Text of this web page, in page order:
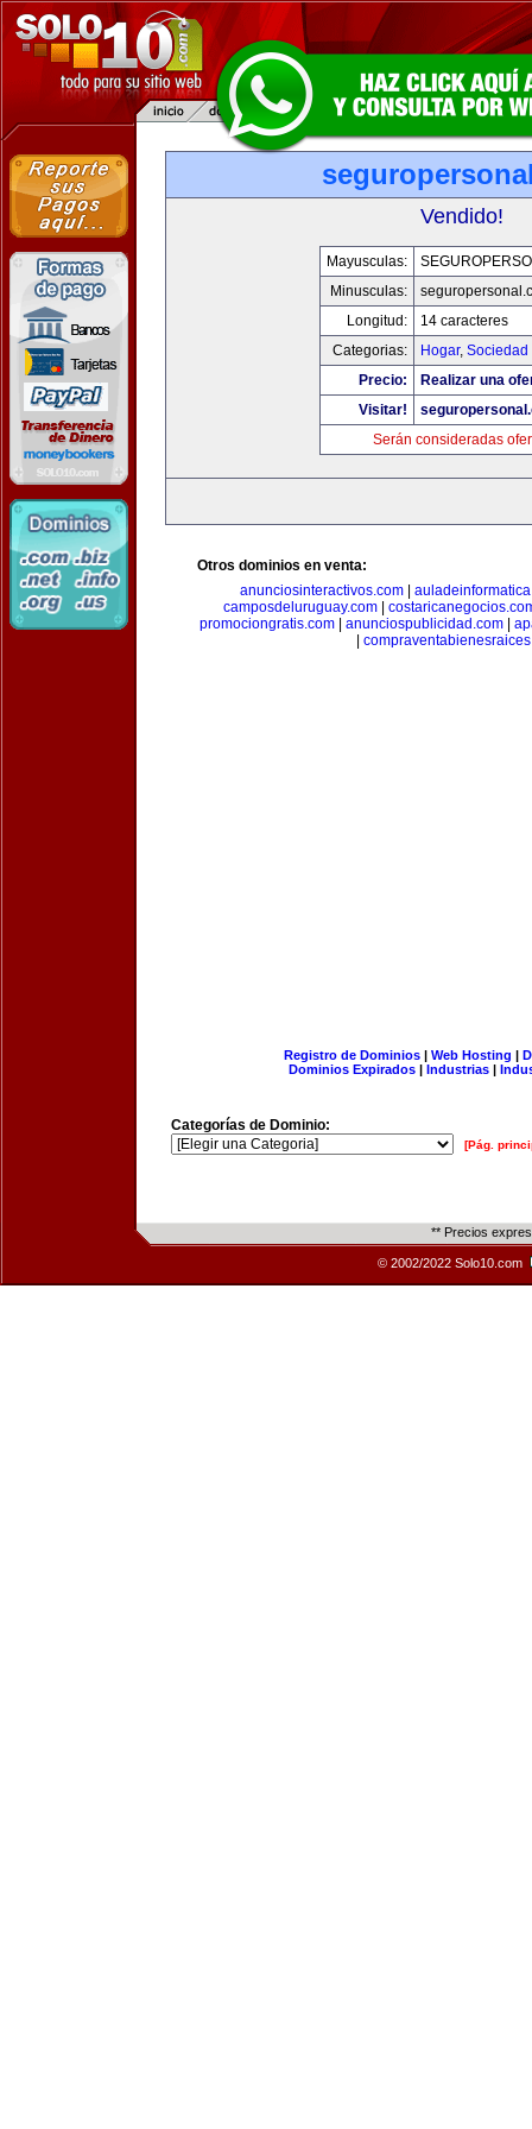
Vendido!
Mayusculas:
Minusculas:
Longitud:
14 caracteres
Categorias:
Hogar, Sociedad
Precio:
Realizar una
Visitar!
Serán consideradas
Otros dominios en venta:
anunciosinteractivos.com|
camposdeluruguay.com|
promociongratis.com
anunciospublicidad.com
Registro de Dominios| Web Hosting |
Dominios Expirados | Industrias |
Categorías de Dominio:
[Pág.
** Precios
© 2002/2022 Solo10.com